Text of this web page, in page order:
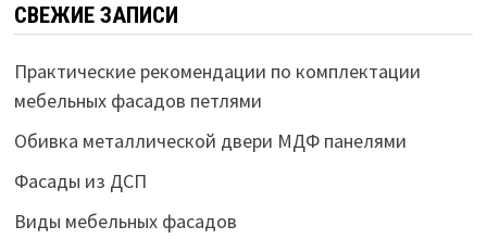
СВЕЖИЕ ЗАПИСИ
Практические рекомендации по комплектации
мебельных фасадов петлями
Обивка металлической двери МДФ панелями
Фасады из ДСП
Виды мебельных фасадов